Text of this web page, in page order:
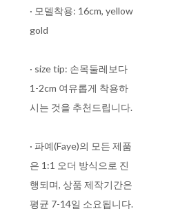
· 모델착용: 16cm, yellow
gold
· size tip: 손목둘레보다
1-2cm 여유롭게 착용하
시는 것을 추천드립니다.
· 파예(Faye)의 모든 제품
은 1:1 오더 방식으로 진
행되며, 상품 제작기간은
평균 7-14일 소요됩니다.